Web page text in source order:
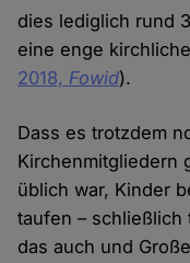
dies lediglich rund
eine enge
2018, Fowid).
Dass es trotzdem
Kirchenmitgliedern
üblich war, Kinder
taufen – schließlich
das auch und